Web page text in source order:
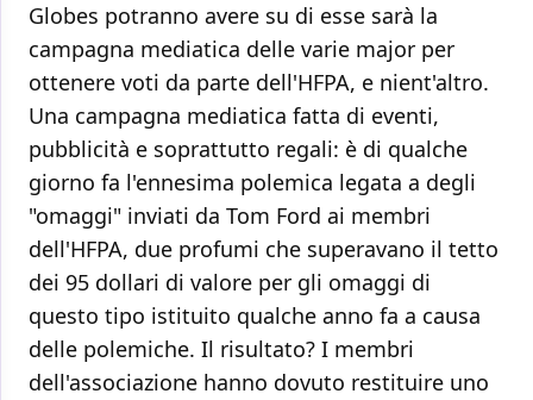
Globes potranno avere su di esse sarà la
campagna mediatica delle varie major per
ottenere voti da parte dell'HFPA, e nient'altro.
Una campagna mediatica fatta di eventi,
pubblicità e soprattutto regali: è di qualche
giorno fa l'ennesima polemica legata a degli
"omaggi" inviati da Tom Ford ai membri
dell'HFPA, due profumi che superavano il tetto
dei 95 dollari di valore per gli omaggi di
questo tipo istituito qualche anno fa a causa
delle polemiche. Il risultato? I membri
dell'associazione hanno dovuto restituire uno